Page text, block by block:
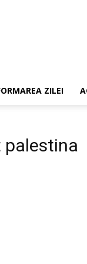
ZILEI
palestina